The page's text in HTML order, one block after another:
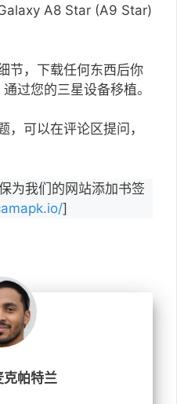
A8 Star (A9 Star)
节，下载任何东西后你
过您的三星设备移植。
，可以在评论区提问，
为我们的网站添加书签
]
克帕特兰